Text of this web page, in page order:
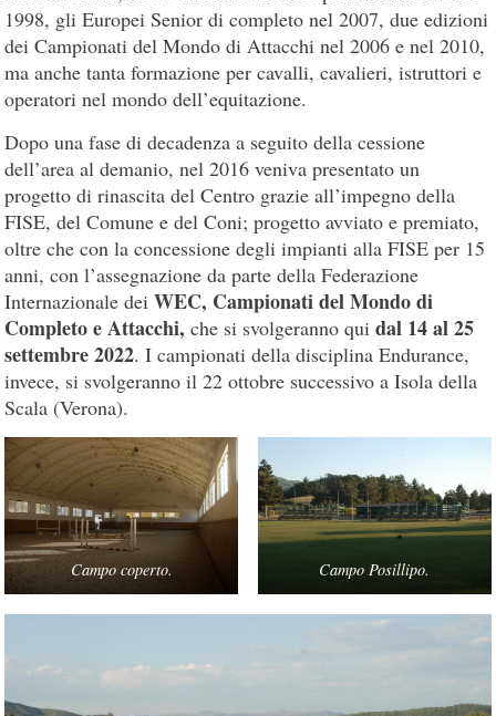
1998, gli Europei Senior di completo nel 2007, due edizioni
dei Campionati del Mondo di Attacchi nel 2006 e nel 2010,
ma anche tanta formazione per cavalli, cavalieri, istruttori e
operatori nel mondo dell’equitazione.
Dopo una fase di decadenza a seguito della cessione
dell’area al demanio, nel 2016 veniva presentato un
progetto di rinascita del Centro grazie all’impegno della
FISE, del Comune e del Coni; progetto avviato e premiato,
oltre che con la concessione degli impianti alla FISE per 15
anni, con l’assegnazione da parte della Federazione
Internazionale deiWEC, Campionati del Mondo di
Completo e Attacchi, che si svolgeranno quidal 14 al 25
settembre 2022. I campionati della disciplina Endurance,
invece, si svolgeranno il 22 ottobre successivo a Isola della
Scala (Verona).
Campo coperto. Campo Posillipo.